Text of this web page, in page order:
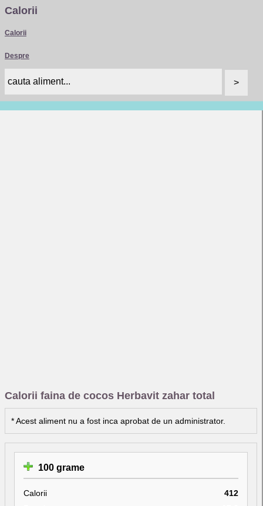
Calorii
Calorii
Despre
Calorii faina de cocos Herbavit zahar total
* Acest aliment nu a fost inca aprobat de un administrator.
100 grame
Calorii
412